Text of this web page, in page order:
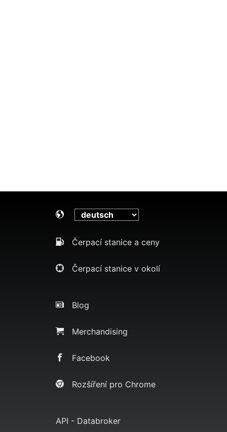
Čerpací stanice a ceny
Čerpací stanice v okolí
Blog
Merchandising
Facebook
Rozšíření pro Chrome
API - Databroker